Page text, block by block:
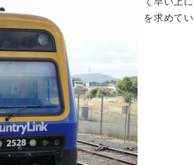
を求めて